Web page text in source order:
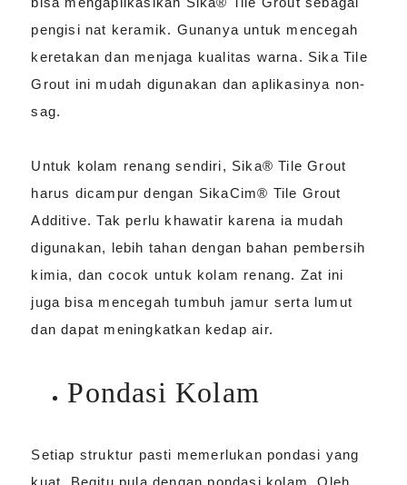
pengisi nat keramik. Gunanya untuk mencegah
keretakan dan menjaga kualitas warna. Sika Tile
Grout ini mudah digunakan dan aplikasinya non-
sag.
Untuk kolam renang sendiri, Sika® Tile Grout
harus dicampur dengan SikaCim® Tile Grout
Additive. Tak perlu khawatir karena ia mudah
digunakan, lebih tahan dengan bahan pembersih
kimia, dan cocok untuk kolam renang. Zat ini
juga bisa mencegah tumbuh jamur serta lumut
dan dapat meningkatkan kedap air.
Pondasi Kolam
Setiap struktur pasti memerlukan pondasi yang
kuat. Begitu pula dengan pondasi kolam. Oleh